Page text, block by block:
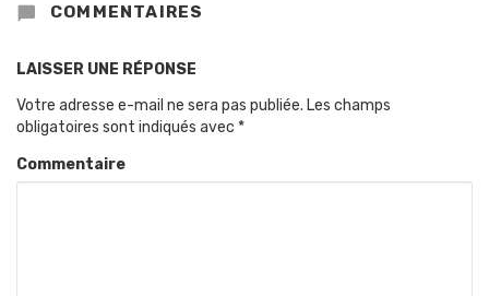
COMMENTAIRES
LAISSER UNE RÉPONSE
Votre adresse e-mail ne sera pas publiée. Les champs
obligatoires sont indiqués avec *
Commentaire